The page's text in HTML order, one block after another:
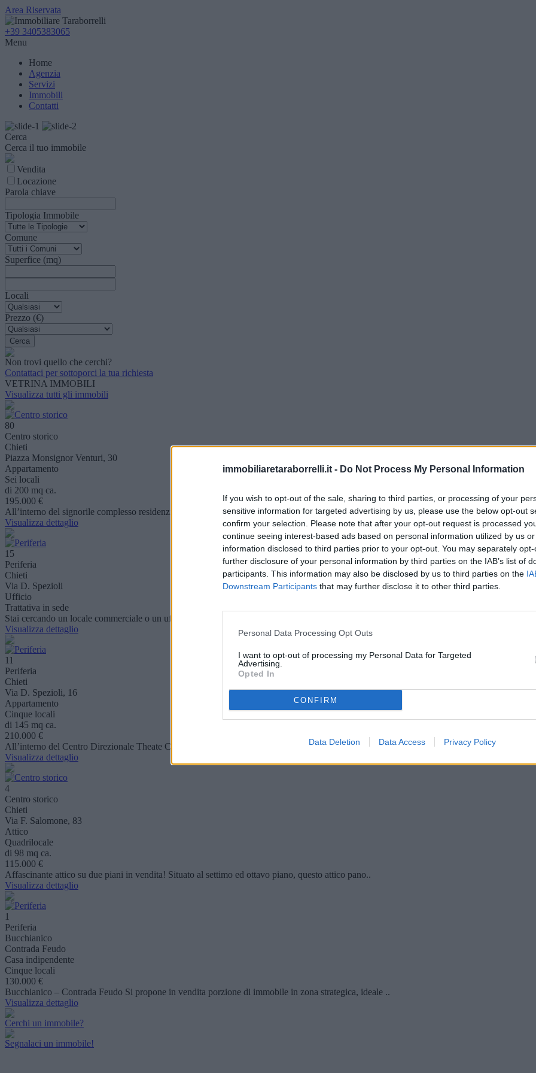
immobiliaretaraborrelli.it - Do Not Process My Personal Information
If you wish to opt-out of the sale, sharing to third parties, or processing of your
sensitive information for targeted advertising by us, please use the below opt-out
confirm your selection. Please note that after your opt-out request is processed
continue seeing interest-based ads based on personal information utilized by us
information disclosed to third parties prior to your opt-out. You may separately
further disclosure of your personal information by third parties on the IAB’s list of
participants. This information may also be disclosed by us to third parties on the
Downstream Participants that may further disclose it to other third parties.
Personal Data Processing Opt Outs
I want to opt-out of processing my Personal Data for Targeted
Advertising.
Opted In
CONFIRM
Data Deletion Data Access Privacy Policy
Area Riservata
+39 3405383065
Menu
Home
Agenzia
Servizi
Immobili
Contatti
Cerca
Cerca il tuo immobile
Vendita
Locazione
Parola chiave
Tipologia Immobile
Comune
Superfice (mq)
Locali
Prezzo (€)
Non trovi quello che cerchi?
Contattaci per sottoporci la tua richiesta
VETRINA IMMOBILI
Visualizza tutti gli immobili
80
Centro storico
Chieti
Piazza Monsignor Venturi, 30
Appartamento
Sei locali
di 200 mq ca.
195.000 €
All’interno del signorile complesso residenziale “Le Terrazze”, si propone in vendita un ampio e lum..
Visualizza dettaglio
15
Periferia
Chieti
Via D. Spezioli
Ufficio
Trattativa in sede
Stai cercando un locale commerciale o un ufficio dove svolgere la tua attività? Proponiamo moltepli..
Visualizza dettaglio
11
Periferia
Chieti
Via D. Spezioli, 16
Appartamento
Cinque locali
di 145 mq ca.
210.000 €
All’interno del Centro Direzionale Theate Center, proponiamo in vendita appartamento sito al secondo..
Visualizza dettaglio
4
Centro storico
Chieti
Via F. Salomone, 83
Attico
Quadrilocale
di 98 mq ca.
115.000 €
Affascinante attico su due piani in vendita! Situato al settimo ed ottavo piano, questo attico pano..
Visualizza dettaglio
1
Periferia
Bucchianico
Contrada Feudo
Casa indipendente
Cinque locali
130.000 €
Bucchianico – Contrada Feudo Si propone in vendita porzione di immobile in zona strategica, ideale ..
Visualizza dettaglio
Cerchi un immobile?
Segnalaci un immobile!